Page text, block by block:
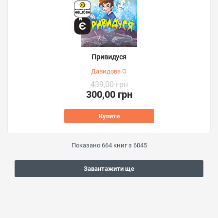
Привидуся
Давидова О.
439,00 грн
300,00 грн
Купити
Показано 664книг з 6045
Завантажити ще